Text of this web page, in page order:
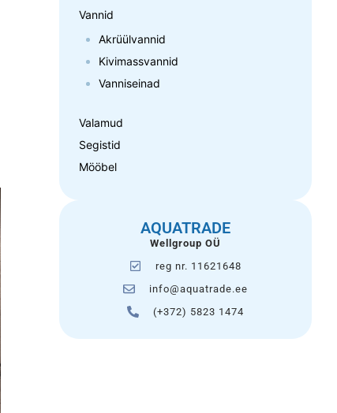
Vannid
Akrüülvannid
Kivimassvannid
Vanniseinad
Valamud
Segistid
Mööbel
AQUATRADE
Wellgroup OÜ
reg nr. 11621648
info@aquatrade.ee
(+372) 5823 1474